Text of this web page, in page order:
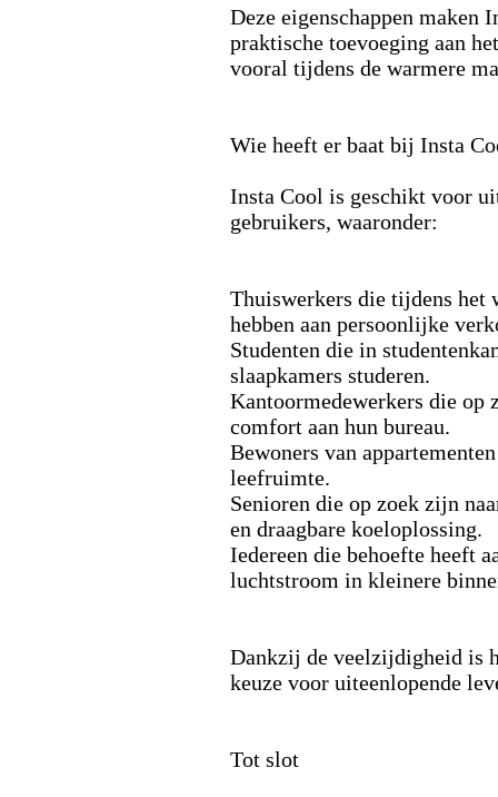
Deze eigenschappen maken
praktische toevoeging aan
vooral tijdens de warmere
Wie heeft er baat bij Insta
Insta Cool is geschikt voor
gebruikers, waaronder:
Thuiswerkers die tijdens het
hebben aan persoonlijke
Studenten die in
slaapkamers studeren.
Kantoormedewerkers die op
comfort aan hun bureau.
Bewoners van
leefruimte.
Senioren die op zoek zijn
en draagbare koeloplossing.
Iedereen die behoefte heeft
luchtstroom in kleinere
Dankzij de veelzijdigheid is
keuze voor uiteenlopende
Tot slot